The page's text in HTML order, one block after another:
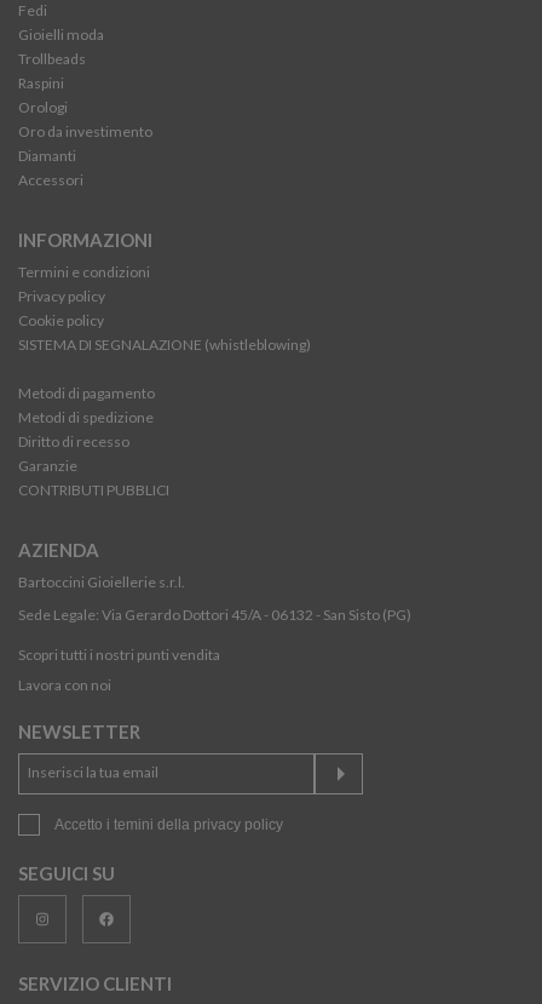
Fedi
Gioielli moda
Trollbeads
Raspini
Orologi
Oro da investimento
Diamanti
Accessori
INFORMAZIONI
Termini e condizioni
Privacy policy
Cookie policy
SISTEMA DI SEGNALAZIONE (whistleblowing)
Metodi di pagamento
Metodi di spedizione
Diritto di recesso
Garanzie
CONTRIBUTI PUBBLICI
AZIENDA
Bartoccini Gioiellerie s.r.l.
Sede Legale: Via Gerardo Dottori 45/A - 06132 - San Sisto (PG)
Scopri tutti i nostri punti vendita
Lavora con noi
NEWSLETTER
Accetto i temini della privacy policy
SEGUICI SU
SERVIZIO CLIENTI